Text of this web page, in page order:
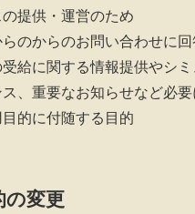
提供・運営のため
のからのお問い合わせに
給に関する情報提供やシ
、重要なお知らせなど必
的に付随する目的
の変更